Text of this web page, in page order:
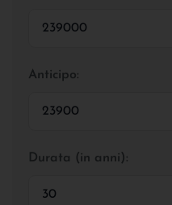
Anticipo:
Durata (in anni):